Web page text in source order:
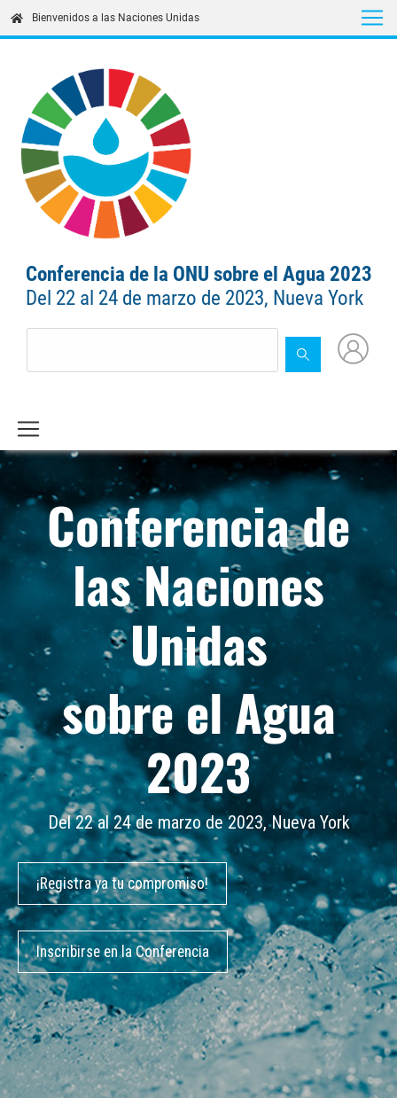
Bienvenidos a las Naciones Unidas
Conferencia de la ONU sobre el Agua 2023
Del 22 al 24 de marzo de 2023, Nueva York
Conferencia de
las Naciones
Unidas
sobre el Agua
2023
Del 22 al 24 de marzo de 2023, Nueva York
¡Registra ya tu compromiso!
Inscribirse en la Conferencia